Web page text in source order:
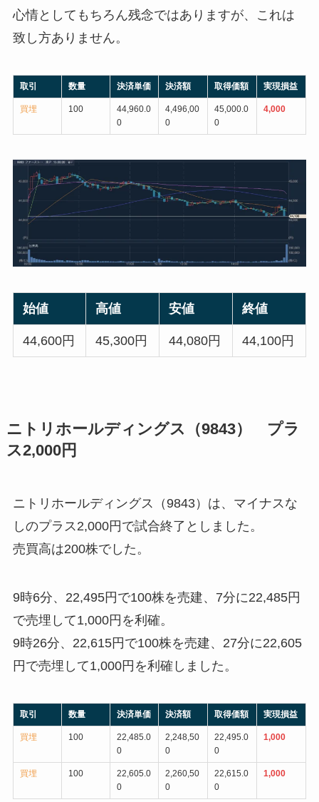
心情としてもちろん残念ではありますが、これは
致し方ありません。
取引 数量 決済単価 決済額 取得価額 実現損益
買埋 100
44,960.0
0
4,496,00
0
45,000.0
0
4,000
始値 高値 安値 終値
44,600円 45,300円 44,080円 44,100円
ニトリホールディングス（9843） プラ
ス2,000円
ニトリホールディングス（9843）は、マイナスな
しのプラス2,000円で試合終了としました。
売買高は200株でした。
9時6分、22,495円で100株を売建、7分に22,485円
で売埋して1,000円を利確。
9時26分、22,615円で100株を売建、27分に22,605
円で売埋して1,000円を利確しました。
取引 数量 決済単価 決済額 取得価額 実現損益
買埋 100
22,485.0
0
2,248,50
0
22,495.0
0
1,000
買埋 100
22,605.0
0
2,260,50
0
22,615.0
0
1,000